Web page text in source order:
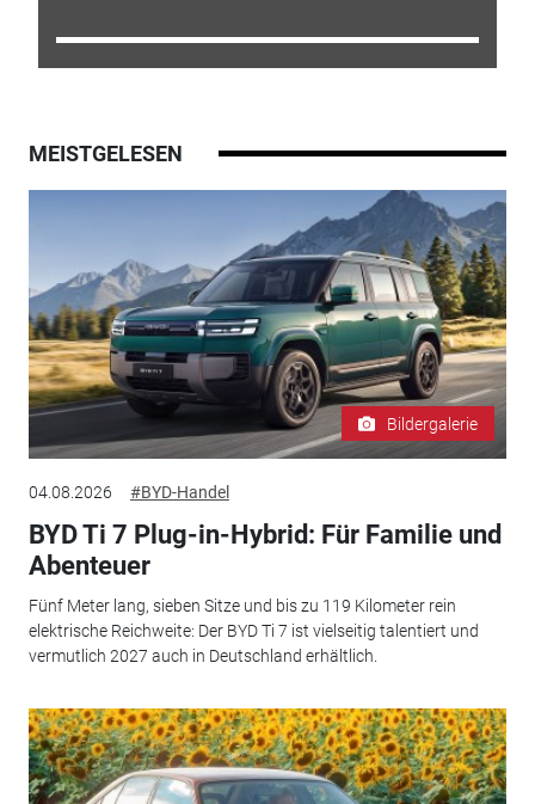
MEISTGELESEN
Bildergalerie
04.08.2026 #BYD-Handel
BYD Ti 7 Plug-in-Hybrid: Für Familie und
Abenteuer
Fünf Meter lang, sieben Sitze und bis zu 119 Kilometer rein
elektrische Reichweite: Der BYD Ti 7 ist vielseitig talentiert und
vermutlich 2027 auch in Deutschland erhältlich.